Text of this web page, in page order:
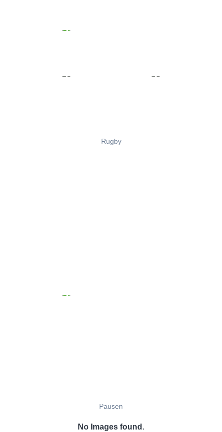
Rugby
Pausen
No Images found.